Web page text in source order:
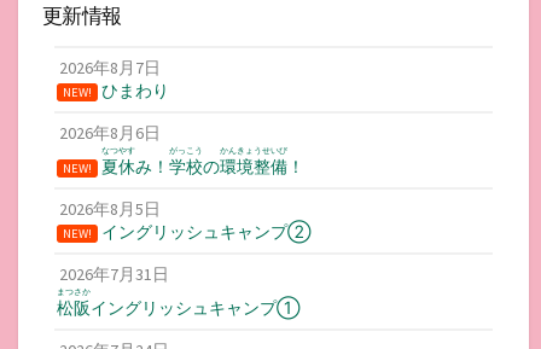
更新情報
2026年8月7日
NEW!
ひまわり
2026年8月6日
NEW! 夏休
なつやす
み！ 学校
がっこう
の環境整備
かんきょうせいび
！
2026年8月5日
NEW!
イングリッシュキャンプ②
2026年7月31日
松阪
まつさか
イングリッシュキャンプ①